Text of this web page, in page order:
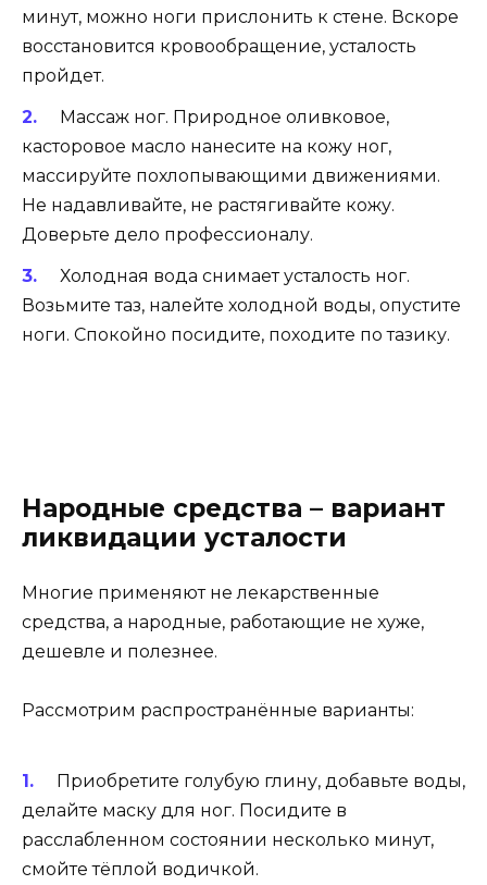
минут, можно ноги прислонить к стене. Вскоре
восстановится кровообращение, усталость
пройдет.
Массаж ног. Природное оливковое,
касторовое масло нанесите на кожу ног,
массируйте похлопывающими движениями.
Не надавливайте, не растягивайте кожу.
Доверьте дело профессионалу.
Холодная вода снимает усталость ног.
Возьмите таз, налейте холодной воды, опустите
ноги. Спокойно посидите, походите по тазику.
Народные средства – вариант
ликвидации усталости
Многие применяют не лекарственные
средства, а народные, работающие не хуже,
дешевле и полезнее.
Рассмотрим распространённые варианты:
Приобретите голубую глину, добавьте воды,
делайте маску для ног. Посидите в
расслабленном состоянии несколько минут,
смойте тёплой водичкой.